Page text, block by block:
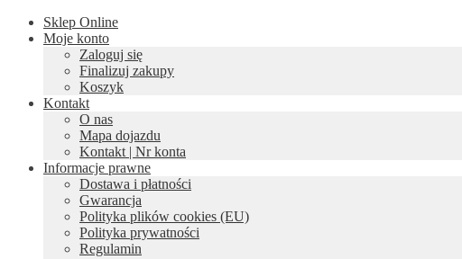
Sklep Online
Moje konto
Zaloguj się
Finalizuj zakupy
Koszyk
Kontakt
O nas
Mapa dojazdu
Kontakt | Nr konta
Informacje prawne
Dostawa i płatności
Gwarancja
Polityka plików cookies (EU)
Polityka prywatności
Regulamin